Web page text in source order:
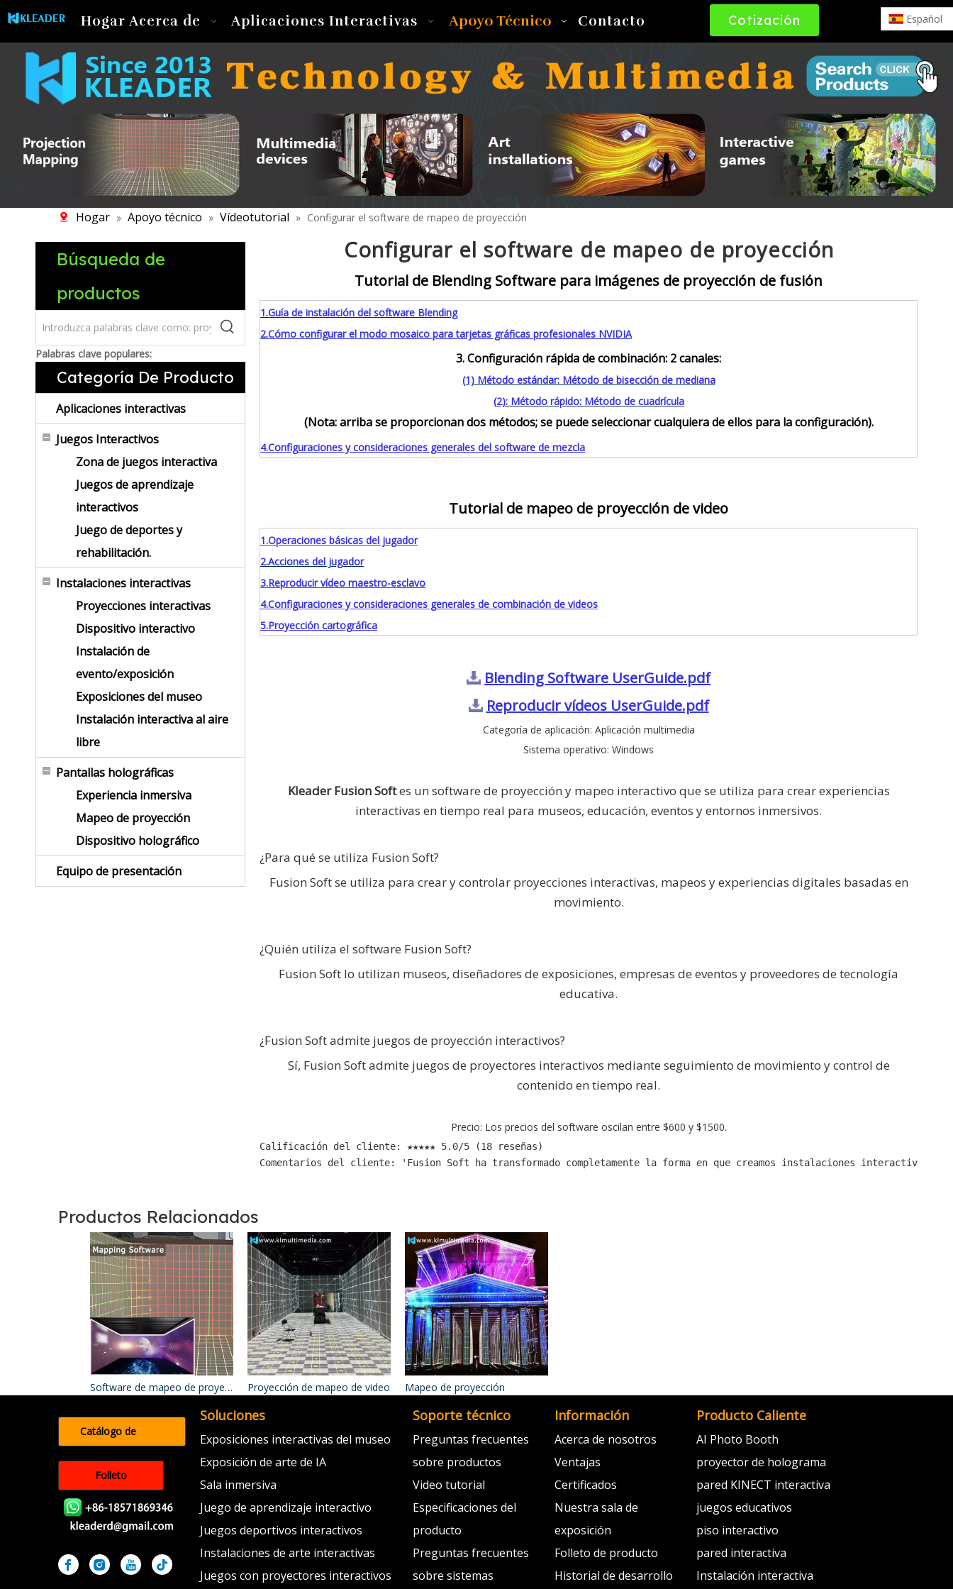
Hogar Acerca de Aplicaciones Interactivas Apoyo Técnico Contacto
Cotización
Español
Hogar » Apoyo técnico » Vídeotutorial » Configurar el software de mapeo de proyección
Búsqueda de
productos
Palabras clave populares:
Categoría De Producto
Aplicaciones interactivas
Juegos Interactivos
Zona de juegos interactiva
Juegos de aprendizaje
interactivos
Juego de deportes y
rehabilitación.
Instalaciones interactivas
Proyecciones interactivas
Dispositivo interactivo
Instalación de
evento/exposición
Exposiciones del museo
Instalación interactiva al aire
libre
Pantallas holográficas
Experiencia inmersiva
Mapeo de proyección
Dispositivo holográfico
Equipo de presentación
Configurar el software de mapeo de proyección
Tutorial de Blending Software para imágenes de proyección de fusión
1.Guía de instalación del software Blending
2.Cómo configurar el modo mosaico para tarjetas gráficas profesionales NVIDIA
3. Configuración rápida de combinación: 2 canales:
(1) Método estándar: Método de bisección de mediana
(2): Método rápido: Método de cuadrícula
(Nota: arriba se proporcionan dos métodos; se puede seleccionar cualquiera de ellos para la configuración).
4.Configuraciones y consideraciones generales del software de mezcla
Tutorial de mapeo de proyección de video
1.Operaciones básicas del jugador
2.Acciones del jugador
3.Reproducir vídeo maestro-esclavo
4.Configuraciones y consideraciones generales de combinación de videos
5.Proyección cartográfica
Blending Software UserGuide.pdf
Reproducir vídeos UserGuide.pdf
Categoría de aplicación: Aplicación multimedia
Sistema operativo: Windows
Kleader Fusion Softes un software de proyección y mapeo interactivo que se utiliza para crear experiencias
interactivas en tiempo real para museos, educación, eventos y entornos inmersivos.
¿Para qué se utiliza Fusion Soft?
Fusion Soft se utiliza para crear y controlar proyecciones interactivas, mapeos y experiencias digitales basadas en
movimiento.
¿Quién utiliza el software Fusion Soft?
Fusion Soft lo utilizan museos, diseñadores de exposiciones, empresas de eventos y proveedores de tecnología
educativa.
¿Fusion Soft admite juegos de proyección interactivos?
Sí, Fusion Soft admite juegos de proyectores interactivos mediante seguimiento de movimiento y control de
contenido en tiempo real.
Precio: Los precios del software oscilan entre $600 y $1500.
Calificación del cliente: ★★★★★ 5.0/5 (18 reseñas)
Comentarios del cliente: 'Fusion Soft ha transformado completamente la forma en que creamos instalaciones interactivas'. —
Productos Relacionados
Software de mapeo de proyección Proyección de mapeo de video Mapeo de proyección
Catálogo de
productos
Folleto
Soluciones
Exposiciones interactivas del museo
Exposición de arte de IA
Sala inmersiva
Juego de aprendizaje interactivo
Juegos deportivos interactivos
Instalaciones de arte interactivas
Juegos con proyectores interactivos
Soporte técnico
Preguntas frecuentes
sobre productos
Video tutorial
Especificaciones del
producto
Preguntas frecuentes
sobre sistemas
Información
Acerca de nosotros
Ventajas
Certificados
Nuestra sala de
exposición
Folleto de producto
Historial de desarrollo
Producto Caliente
AI Photo Booth
proyector de holograma
pared KINECT interactiva
juegos educativos
piso interactivo
pared interactiva
Instalación interactiva